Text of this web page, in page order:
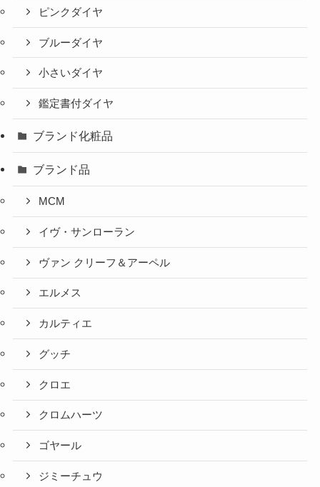
ピンクダイヤ
ブルーダイヤ
小さいダイヤ
鑑定書付ダイヤ
ブランド化粧品
ブランド品
MCM
イヴ・サンローラン
ヴァン クリーフ＆アーペル
エルメス
カルティエ
グッチ
クロエ
クロムハーツ
ゴヤール
ジミーチュウ